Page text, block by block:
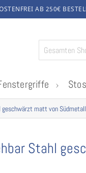
AB 250€
geschwärzt matt von Südmetall
Stahl